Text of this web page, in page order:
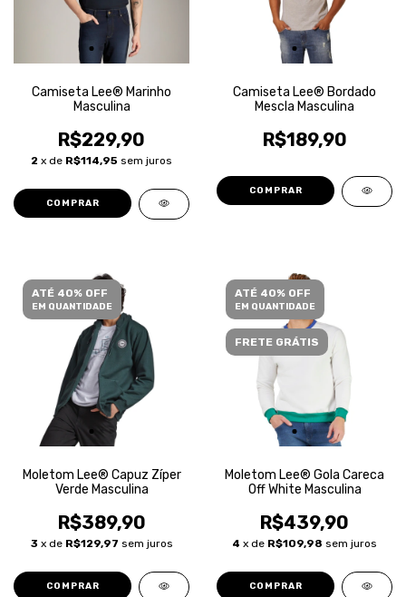
Camiseta Lee® Marinho
Masculina
R$229,90
2 x de R$114,95 sem juros
COMPRAR
Camiseta Lee® Bordado
Mescla Masculina
R$189,90
COMPRAR
ATÉ 40% OFF
EM QUANTIDADE
Moletom Lee® Capuz Zíper
Verde Masculina
R$389,90
3 x de R$129,97 sem juros
COMPRAR
ATÉ 40% OFF
EM QUANTIDADE
FRETE GRÁTIS
Moletom Lee® Gola Careca
Off White Masculina
R$439,90
4 x de R$109,98 sem juros
COMPRAR